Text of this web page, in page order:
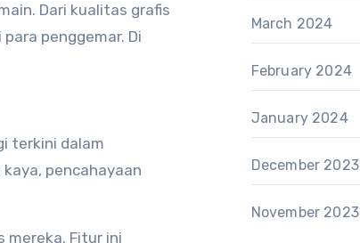
Dari kualitas grafis
penggemar. Di
terkini dalam
pencahayaan
mereka. Fitur ini
March 2024
February 2024
January 2024
December 2023
November 2023